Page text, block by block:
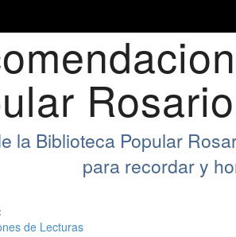
la Biblioteca Popular
para recordar y
de Lecturas